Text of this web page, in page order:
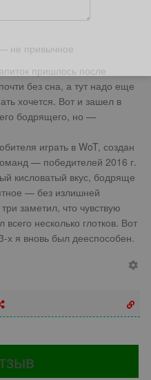
не привычное
пришлось после
без сна, а тут надо еще
хочется. Вот и зашел в
бодрящего, но —
играть в WoT, создан
— победителей 2016 г.
кисловатый вкус, бодряще
— без излишней
заметил, что чувствую
несколько глотков. Вот
х я вновь был дееспособен.